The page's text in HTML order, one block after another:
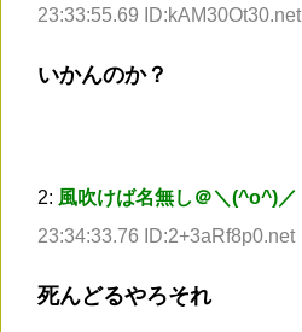
23:33:55.69 ID:kAM30Ot30.net
いかんのか？
2: 風吹けば名無し＠＼(^o^)／
23:34:33.76 ID:2+3aRf8p0.net
死んどるやろそれ